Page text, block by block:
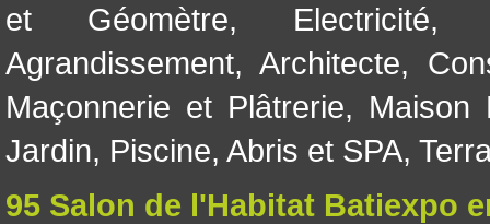
et Géomètre, Electricité
Agrandissement, Architecte,
Maçonnerie et Plâtrerie, Maison
Jardin, Piscine, Abris et SPA,
95 Salon de l'Habitat Batiexpo